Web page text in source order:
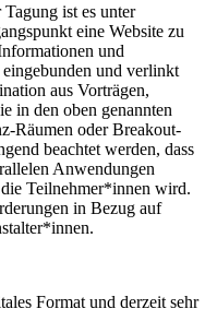
ist es unter
eine Website zu
und
und verlinkt
aus Vorträgen,
in den oben genannten
Räumen oder Breakout-
beachtet werden, dass
Anwendungen
Teilnehmer*innen wird.
in Bezug auf
Format und derzeit sehr